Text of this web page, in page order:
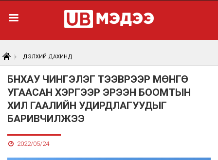
ДЭЛХИЙ ДАХИНД
БНХАУ ЧИНГЭЛЭГ ТЭЭВРЭЭР МӨНГӨ
УГААСАН ХЭРГЭЭР ЭРЭЭН БООМТЫН
ХИЛ ГААЛИЙН УДИРДЛАГУУДЫГ
БАРИВЧИЛЖЭЭ
2022/05/24